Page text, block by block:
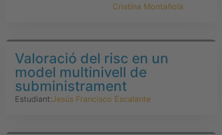
Cristina Montañola
Valoració del risc en un
model multinivell de
subministrament
Estudiant:Jesús Francisco Escalante